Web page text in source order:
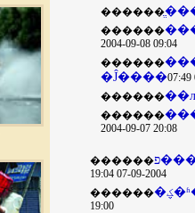
������
������
2004-09-08 09:04
������
������
������
2004-09-07 20:08
������
2004-09-07 19:04
������
19:00